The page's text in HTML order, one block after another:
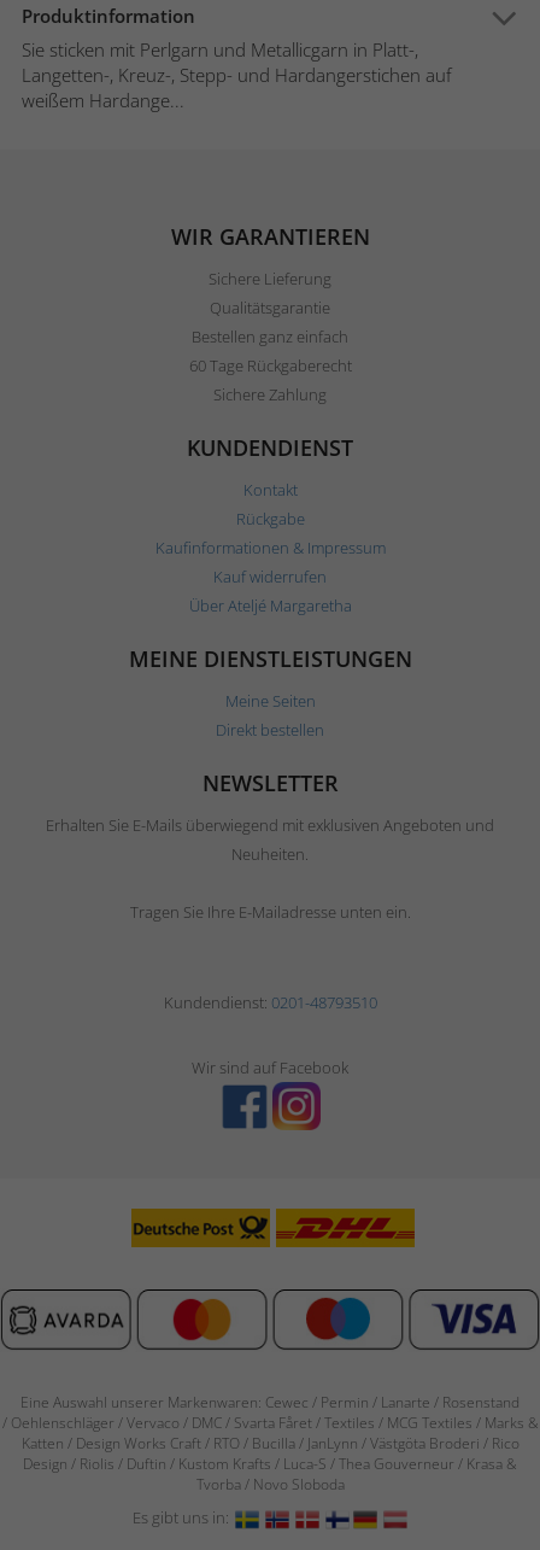
Produktinformation
Sie sticken mit Perlgarn und Metallicgarn in Platt-,
Langetten-, Kreuz-, Stepp- und Hardangerstichen auf
weißem Hardange...
WIR GARANTIEREN
Sichere Lieferung
Qualitätsgarantie
Bestellen ganz einfach
60 Tage Rückgaberecht
Sichere Zahlung
KUNDENDIENST
Kontakt
Rückgabe
Kaufinformationen & Impressum
Kauf widerrufen
Über Ateljé Margaretha
MEINE DIENSTLEISTUNGEN
Meine Seiten
Direkt bestellen
NEWSLETTER
Erhalten Sie E-Mails überwiegend mit exklusiven Angeboten und
Neuheiten.
Tragen Sie Ihre E-Mailadresse unten ein.
Kundendienst: 0201-48793510
Wir sind auf Facebook
Eine Auswahl unserer Markenwaren: Cewec / Permin / Lanarte / Rosenstand
/ Oehlenschläger / Vervaco / DMC / Svarta Fåret / Textiles / MCG Textiles / Marks &
Katten / Design Works Craft / RTO / Bucilla / JanLynn / Västgöta Broderi / Rico
Design / Riolis / Duftin / Kustom Krafts / Luca-S / Thea Gouverneur / Krasa &
Tvorba / Novo Sloboda
Es gibt uns in: